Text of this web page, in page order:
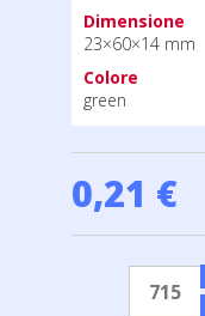
Dimensione
23×60×14 mm
Colore
green
0,21 €